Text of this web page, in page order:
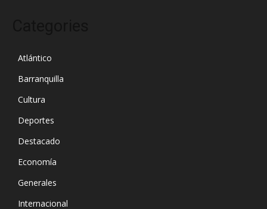
Atlántico
Barranquilla
Cultura
Deportes
Destacado
Economía
Generales
Internacional